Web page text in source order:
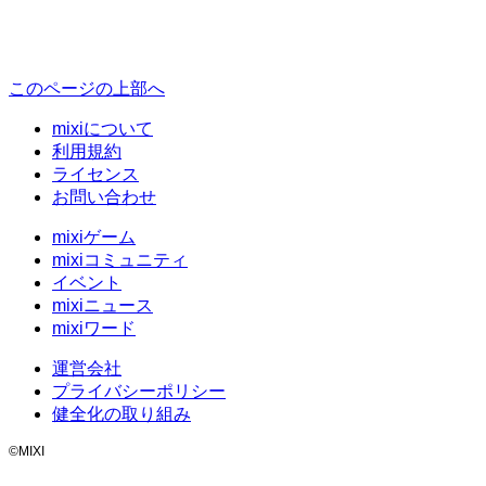
このページの上部へ
mixiについて
利用規約
ライセンス
お問い合わせ
mixiゲーム
mixiコミュニティ
イベント
mixiニュース
mixiワード
運営会社
プライバシーポリシー
健全化の取り組み
©MIXI